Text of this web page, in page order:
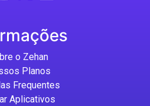
o Zehan
Planos
Frequentes
Aplicativos